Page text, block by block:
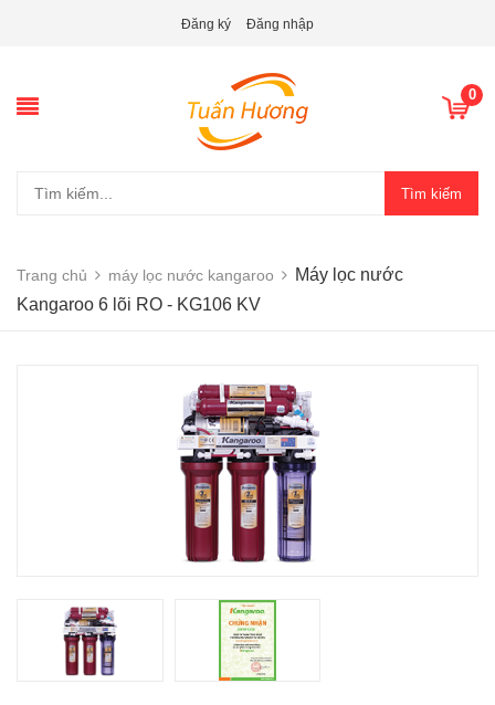
Đăng ký Đăng nhập
0
Tìm kiếm
Trang chủ máy lọc nước kangaroo
Máy lọc nước
Kangaroo 6 lõi RO - KG106 KV